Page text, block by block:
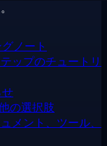
ノート
ップのチュートリ
の選択肢
メント、ツール、